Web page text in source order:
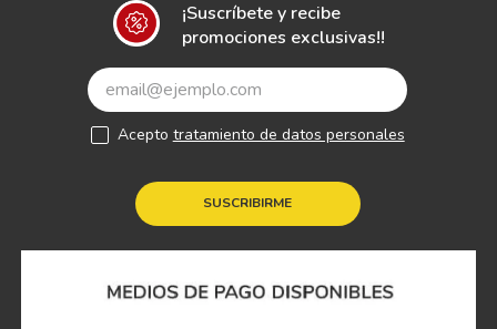
¡Suscríbete y recibe
promociones exclusivas!!
SUSCRIBIRME
Acepto tratamiento de datos personales